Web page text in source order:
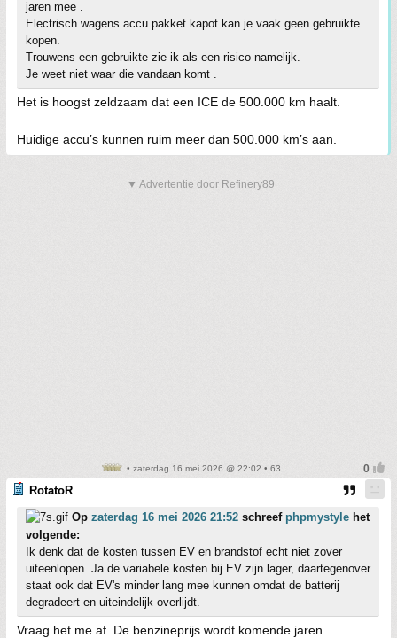
jaren mee .
Electrisch wagens accu pakket kapot kan je vaak geen gebruikte
kopen.
Trouwens een gebruikte zie ik als een risico namelijk.
Je weet niet waar die vandaan komt .
Het is hoogst zeldzaam dat een ICE de 500.000 km haalt.
Huidige accu’s kunnen ruim meer dan 500.000 km’s aan.
▼ Advertentie door Refinery89
• zaterdag 16 mei 2026 @ 22:02 • 63
RotatoR
Op zaterdag 16 mei 2026 21:52 schreef phpmystyle het
volgende:
Ik denk dat de kosten tussen EV en brandstof echt niet zover
uiteenlopen. Ja de variabele kosten bij EV zijn lager, daartegenover
staat ook dat EV's minder lang mee kunnen omdat de batterij
degradeert en uiteindelijk overlijdt.
Vraag het me af. De benzineprijs wordt komende jaren